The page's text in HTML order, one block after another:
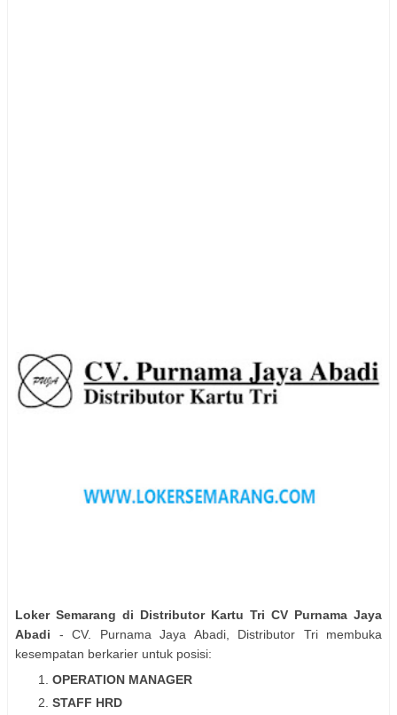
Loker Semarang di Distributor Kartu Tri CV Purnama Jaya
Abadi - CV. Purnama Jaya Abadi, Distributor Tri membuka
kesempatan berkarier untuk posisi:
OPERATION MANAGER
STAFF HRD